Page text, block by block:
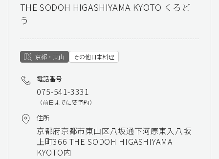
THE SODOH HIGASHIYAMA KYOTO くろど
う
京都・東山 その他日本料理
電話番号
075-541-3331
（前日までに要予約）
住所
京都府京都市東山区八坂通下河原東入八坂
上町366 THE SODOH HIGASHIYAMA
KYOTO内